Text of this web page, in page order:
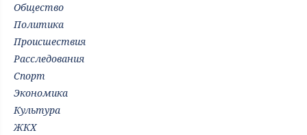
Общество
Политика
Происшествия
Расследования
Спорт
Экономика
Культура
ЖКХ